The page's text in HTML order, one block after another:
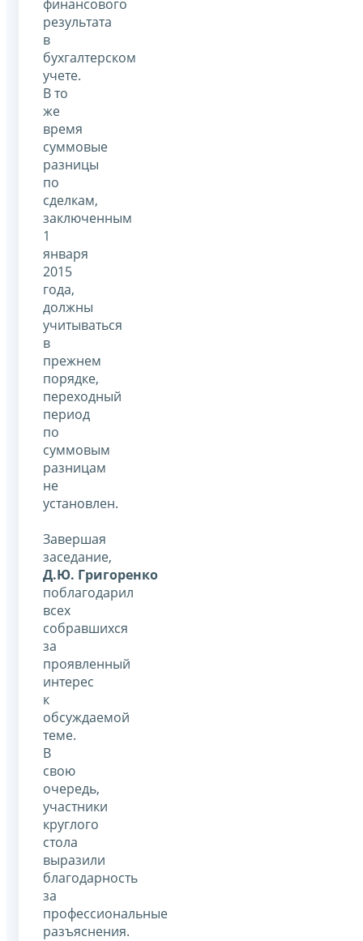
финансового
результата
в
бухгалтерском
учете.
В то
же
время
суммовые
разницы
по
сделкам,
заключенным
1
января
2015
года,
должны
учитываться
в
прежнем
порядке,
переходный
период
по
суммовым
разницам
не
установлен.
Завершая
заседание,
Д.Ю. Григоренко
поблагодарил
всех
собравшихся
за
проявленный
интерес
к
обсуждаемой
теме.
В
свою
очередь,
участники
круглого
стола
выразили
благодарность
за
профессиональные
разъяснения.